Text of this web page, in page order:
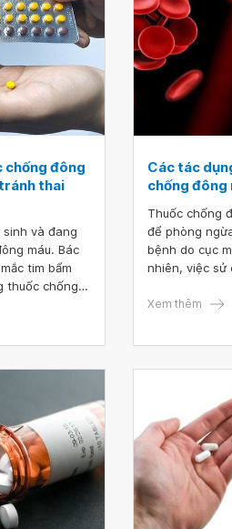
chống đông
thai
sinh và đang
máu. Bác
tim bẩm
thuốc chống
bác sĩ tư vấn.
Các tác
chống đông
Thuốc chống
để phòng
bệnh do cục
nhiên, việc sử
lưu ý. Bác sĩ
Xem thêm